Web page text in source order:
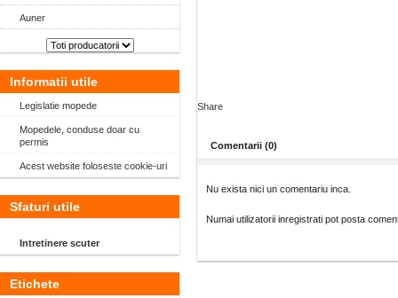
Auner
Informatii utile
Legislatie mopede
Mopedele, conduse doar cu
permis
Acest website foloseste cookie-uri
Sfaturi utile
Intretinere scuter
Etichete
Share
Comentarii (0)
Nu exista nici un comentariu inca.
Numai utilizatorii inregistrati pot posta